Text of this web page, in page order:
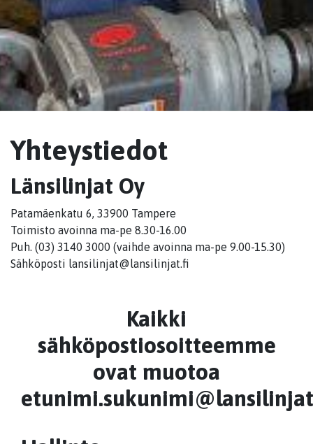
Yhteystiedot
Länsilinjat Oy
Patamäenkatu 6, 33900 Tampere
Toimisto avoinna ma-pe 8.30-16.00
Puh. (03) 3140 3000 (vaihde avoinna ma-pe 9.00-15.30)
Sähköposti lansilinjat@lansilinjat.fi
Kaikki
sähköpostiosoitteemme
ovat muotoa